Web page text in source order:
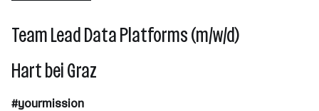
Team Lead Data Platforms (m/w/d)
Hart bei Graz
#yourmission